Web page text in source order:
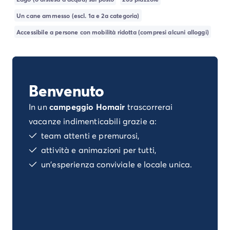
Campeggio Istria
Campeggio Francia
Campeggio Bretagna
Campeggio Gran-Este
Campeggio Normandia
Campeggio Spagna
Campeggio Portogallo
Campeggio Germania
Campeggio Austria
Campeggio Stiria
Un cane ammesso (escl. 1a e 2a categoria)
Accessibile a persone con mobilità ridotta (compresi alcuni alloggi)
Benvenuto
In uncampeggio Homair trascorrerai
vacanze indimenticabili grazie a:
team attenti e premurosi,
attività e animazioni per tutti,
un'esperienza conviviale e locale unica.